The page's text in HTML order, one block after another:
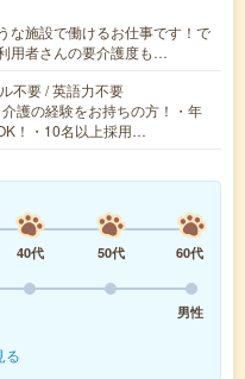
な施設で働けるお仕事です！で
用者さんの要介護度も…
不要 / 英語力不要
護の経験をお持ちの方！・年
！・10名以上採用…
40代 50代
60代
男性
る